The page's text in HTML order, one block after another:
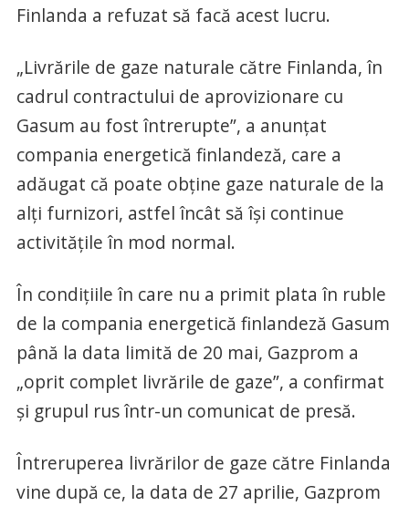
Finlanda a refuzat să facă acest lucru.
„Livrările de gaze naturale către Finlanda, în
cadrul contractului de aprovizionare cu
Gasum au fost întrerupte”, a anunţat
compania energetică finlandeză, care a
adăugat că poate obţine gaze naturale de la
alţi furnizori, astfel încât să îşi continue
activităţile în mod normal.
În condiţiile în care nu a primit plata în ruble
de la compania energetică finlandeză Gasum
până la data limită de 20 mai, Gazprom a
„oprit complet livrările de gaze”, a confirmat
şi grupul rus într-un comunicat de presă.
Întreruperea livrărilor de gaze către Finlanda
vine după ce, la data de 27 aprilie, Gazprom